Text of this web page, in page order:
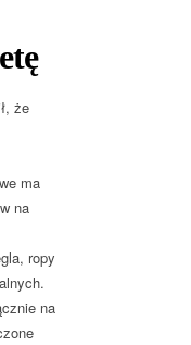
że
ma
na
ropy
na